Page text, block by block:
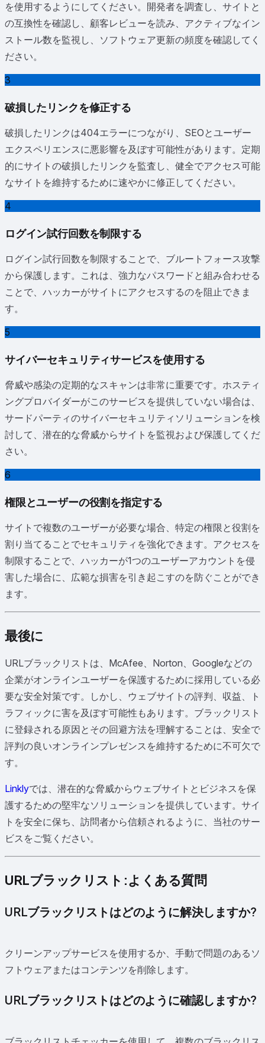
を使用するようにしてください。開発者を調査し、サイトと
の互換性を確認し、顧客レビューを読み、アクティブなイン
ストール数を監視し、ソフトウェア更新の頻度を確認してく
ださい。
3
破損したリンクを修正する
破損したリンクは404エラーにつながり、SEOとユーザー
エクスペリエンスに悪影響を及ぼす可能性があります。定期
的にサイトの破損したリンクを監査し、健全でアクセス可能
なサイトを維持するために速やかに修正してください。
4
ログイン試行回数を制限する
ログイン試行回数を制限することで、ブルートフォース攻撃
から保護します。これは、強力なパスワードと組み合わせる
ことで、ハッカーがサイトにアクセスするのを阻止できま
す。
5
サイバーセキュリティサービスを使用する
脅威や感染の定期的なスキャンは非常に重要です。ホスティ
ングプロバイダーがこのサービスを提供していない場合は、
サードパーティのサイバーセキュリティソリューションを検
討して、潜在的な脅威からサイトを監視および保護してくだ
さい。
6
権限とユーザーの役割を指定する
サイトで複数のユーザーが必要な場合、特定の権限と役割を
割り当てることでセキュリティを強化できます。アクセスを
制限することで、ハッカーが1つのユーザーアカウントを侵
害した場合に、広範な損害を引き起こすのを防ぐことができ
ます。
最後に
URLブラックリストは、McAfee、Norton、Googleなどの
企業がオンラインユーザーを保護するために採用している必
要な安全対策です。しかし、ウェブサイトの評判、収益、ト
ラフィックに害を及ぼす可能性もあります。ブラックリスト
に登録される原因とその回避方法を理解することは、安全で
評判の良いオンラインプレゼンスを維持するために不可欠で
す。
Linklyでは、潜在的な脅威からウェブサイトとビジネスを保
護するための堅牢なソリューションを提供しています。サイ
トを安全に保ち、訪問者から信頼されるように、当社のサー
ビスをご覧ください。
URLブラックリスト:よくある質問
URLブラックリストはどのように解決しますか?
クリーンアップサービスを使用するか、手動で問題のあるソ
フトウェアまたはコンテンツを削除します。
URLブラックリストはどのように確認しますか?